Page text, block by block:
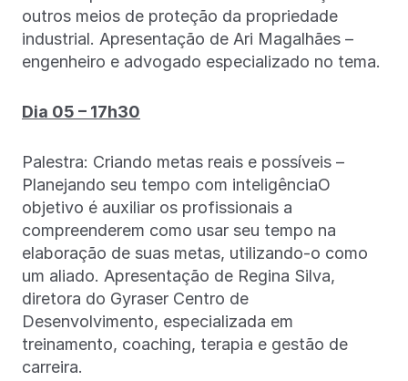
outros meios de proteção da propriedade
industrial. Apresentação de Ari Magalhães –
engenheiro e advogado especializado no tema.
Dia 05 – 17h30
Palestra: Criando metas reais e possíveis –
Planejando seu tempo com inteligênciaO
objetivo é auxiliar os profissionais a
compreenderem como usar seu tempo na
elaboração de suas metas, utilizando-o como
um aliado. Apresentação de Regina Silva,
diretora do Gyraser Centro de
Desenvolvimento, especializada em
treinamento, coaching, terapia e gestão de
carreira.